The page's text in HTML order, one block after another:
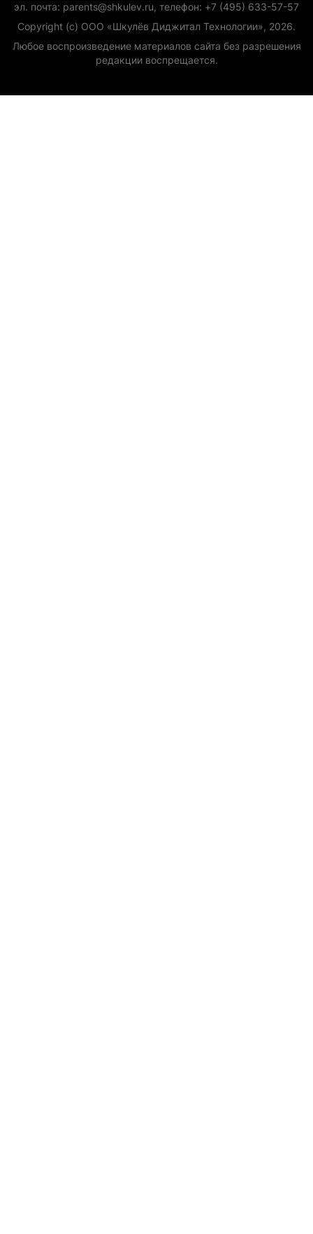
эл. почта: parents@shkulev.ru, телефон: +7 (495) 633-57-57
Copyright (с) ООО «Шкулёв Диджитал Технологии», 2026.
Любое воспроизведение материалов сайта без разрешения
редакции воспрещается.